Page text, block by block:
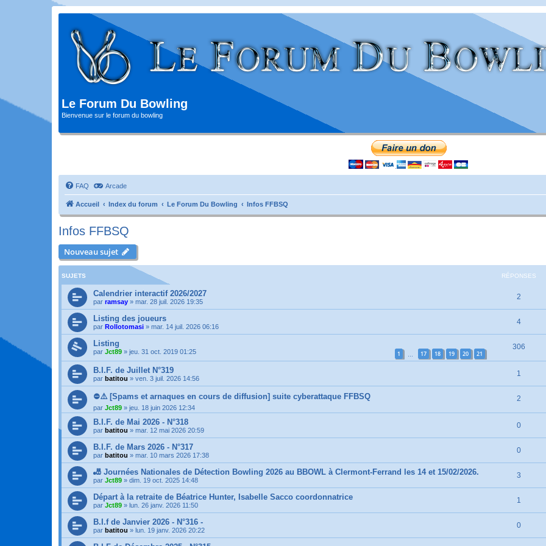
Le Forum Du Bowling
Bienvenue sur le forum du bowling
FAQ Arcade
Accueil Index du forum Le Forum Du Bowling Infos FFBSQ
Infos FFBSQ
Nouveau sujet
SUJETS RÉPONSES
Calendrier interactif 2026/2027
par ramsay » mar. 28 juil. 2026 19:35
2
Listing des joueurs
par Rollotomasi » mar. 14 juil. 2026 06:16
4
Listing
par Jct89 » jeu. 31 oct. 2019 01:25 1 17 18 19 20 21
306
B.I.F. de Juillet N°319
par batitou » ven. 3 juil. 2026 14:56
1
⛔️⚠️ [Spams et arnaques en cours de diffusion] suite cyberattaque FFBSQ
par Jct89 » jeu. 18 juin 2026 12:34
2
B.I.F. de Mai 2026 - N°318
par batitou » mar. 12 mai 2026 20:59
0
B.I.F. de Mars 2026 - N°317
par batitou » mar. 10 mars 2026 17:38
0
🎳 Journées Nationales de Détection Bowling 2026 au BBOWL à Clermont-Ferrand les 14 et 15/02/2026.
par Jct89 » dim. 19 oct. 2025 14:48
3
Départ à la retraite de Béatrice Hunter, Isabelle Sacco coordonnatrice
par Jct89 » lun. 26 janv. 2026 11:50
1
B.I.f de Janvier 2026 - N°316 -
par batitou » lun. 19 janv. 2026 20:22
0